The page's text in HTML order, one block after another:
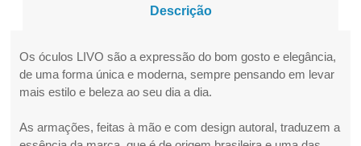
Descrição
Os óculos LIVO são a expressão do bom gosto e elegância,
de uma forma única e moderna, sempre pensando em levar
mais estilo e beleza ao seu dia a dia.
As armações, feitas à mão e com design autoral, traduzem a